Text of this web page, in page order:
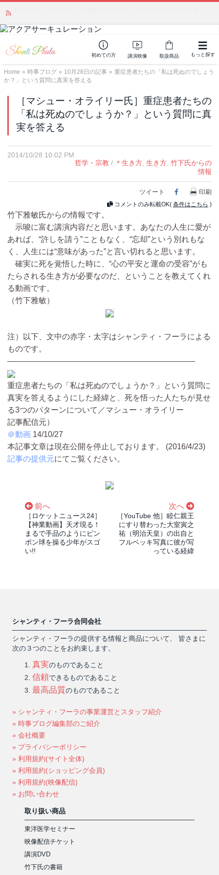
初めての方 講演映像 取扱商品 もっと探す
Home » 時事ブログ » 10月28日の記事 » 重症患者たちの「私は死ぬのでしょう
か？」という質問に真実を答える
［マシュー・オライリー氏］重症患者たちの
「私は死ぬのでしょうか？」という質問に真
実を答える
2014/10/28 10:02 PM
哲学・宗教 / ＊生き方 生き方 竹下氏からの
情報
ツイート Facebook
印刷
コメントのみ転載OK( 条件はこちら )
竹下雅敏氏からの情報です。
示唆に富む講演内容だと思います。あなたの人生に愛が
あれば、“許しを請う”こともなく、“忘却”という別れもな
く、人生には“意味があった”と言い切れると思います。
確実に死を覚悟した時に、“心の平安と運命の受容”がも
たらされる生き方が必要なのだ、ということを教えてくれ
る動画です。
（竹下雅敏）
注）以下、文中の赤字・太字はシャンティ・フーラによる
ものです。
――――――――――――――――――――――――
重症患者たちの「私は死ぬのでしょうか？」という質問に
真実を答えるようにした経緯と、死を悟った人たちが見せ
る3つのパターンについて／マシュー・オライリー
記事配信元）
＠動画 14/10/27
本記事文章は現在公開を停止しております。 (2016/4/23)
記事の提供元にてご覧ください。
前へ
［ロケットニュース24］
【神業動画】天才現る！
まるで手品のようにピン
ポン球を操る少年がスゴ
い!!
次へ
［YouTube 他］睦仁親王
にすり替わった大室寅之
祐（明治天皇）の出自と
フルベッキ写真に彼が写
っている経緯
シャンティ・フーラ合同会社
シャンティ・フーラの提供する情報と商品について、 皆さまに
次の３つのことをお約束します。
真実のものであること
信頼できるものであること
最高品質のものであること
» シャンティ・フーラの事業運営とスタッフ紹介
» 時事ブログ編集部のご紹介
» 会社概要
» プライバシーポリシー
» 利用規約(サイト全体)
» 利用規約(ショッピング会員)
» 利用規約(映像配信)
» お問い合わせ
取り扱い商品
東洋医学セミナー
映像配信チケット
講演DVD
竹下氏の書籍